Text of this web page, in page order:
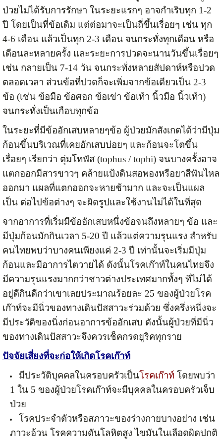
ป่วยไม่ได้รับการรักษา ในระยะแรกๆ อาจกำเริบทุก 1-2
ปี โดยเป็นที่ข้อเดิม แต่ต่อมาจะเป็นถี่ขึ้นเรื่อยๆ เช่น ทุก
4-6 เดือน แล้วเป็นทุก 2-3 เดือน จนกระทั่งทุกเดือน หรือ
เดือนละหลายครั้ง และระยะการปวดจะนานวันขึ้นเรื่อยๆ
เช่น กลายเป็น 7-14 วัน จนกระทั่งหลายสัปดาห์หรือปวด
ตลอดเวลา ส่วนข้อที่ปวดก็จะเพิ่มจากข้อเดียวเป็น 2-3
ข้อ (เช่น ข้อมือ ข้อศอก ข้อเข่า ข้อเท้า นิ้วมือ นิ้วเท้า)
จนกระทั่งเป็นเกือบทุกข้อ
ในระยะที่มีข้ออักเสบหลายๆข้อ ผู้ป่วยมักสังเกตได้ว่ามีปุ่ม
ก้อนขึ้นบริเวณที่เคยอักเสบบ่อยๆ และก้อนจะโตขึ้น
เรื่อยๆ เรียกว่า ตุ่มโทฟัส (tophus / tophi) จนบางครั้งอาจ
แตกออกมีสารขาวๆ คล้ายแป้งดินสอพองหรือยาสีฟันไหล
ออกมา แผลที่แตกออกจะหายช้ามาก และจะเป็นแผล
เป็น ต่อไปข้อต่างๆ จะผิดรูปและใช้งานไม่ได้ในที่สุด
จากอาการที่เริ่มมีข้ออักเสบหนึ่งข้อจนถึงหลายๆ ข้อ และ
มีปุ่มก้อนมักกินเวลา 5-20 ปี แล้วแต่ความรุนแรง สำหรับ
คนไทยพบว่าบางคนเพียงแค่ 2-3 ปี เท่านั้นจะเริ่มมีปุ่ม
ก้อนและมีอาการไตวายได้ ดังนั้นโรคเก๊าท์ในคนไทยจึง
มีความรุนแรงมากกว่าชาวต่างประเทศมากทั้งๆ ที่ไม่ได้
อยู่ดีกินดีกว่าเขาเลยประมาณร้อยละ 25 ของผู้ป่วยโรค
เก๊าท์จะมีนิ่วของทางเดินปัสสาวะร่วมด้วย ซึ่งครึ่งหนึ่งจะ
มีประวัติของนิ่งก่อนอาการข้ออักเสบ ดังนั้นผู้ป่วยที่มีนิ่ว
ของทางเดินปัสสาวะจึงควรเช็คกรดยูริคทุกราย
ปัจจัยเสี่ยงที่จะก่อให้เกิดโรคเก๊าท์
มีประวัติบุคคลในครอบครัวเป็นโรคเก๊าท์ โดยพบว่า
1 ใน 5 ของผู้ป่วยโรคเก๊าท์จะมีบุคคลในครอบครัวเจ็บ
ป่วย
โรคประจำตัวหรือสภาวะของร่างกายบางอย่าง เช่น
ภาวะอ้วน โรคความดันโลหิตสูง ไขมันในเลือดผิดปกติ